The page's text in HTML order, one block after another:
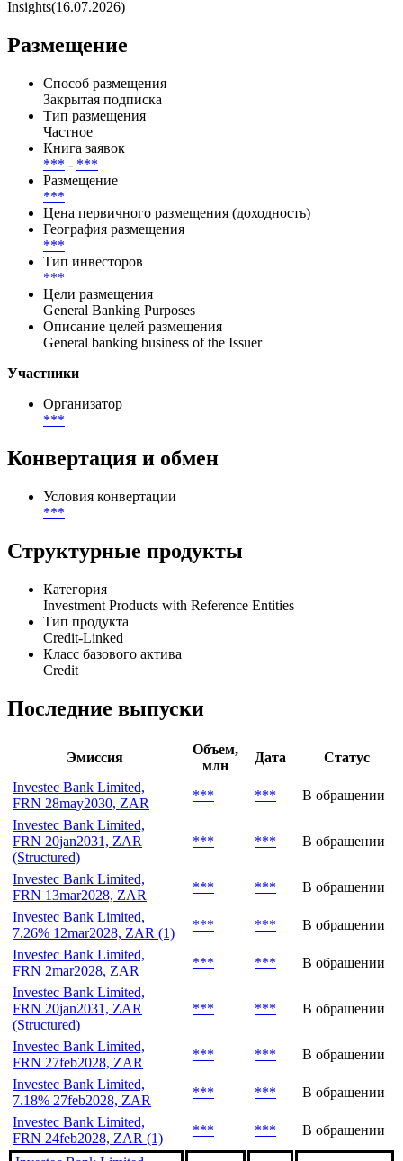
Insights(16.07.2026)
Размещение
Способ размещения
Закрытая подписка
Тип размещения
Частное
Книга заявок
*** - ***
Размещение
***
Цена первичного размещения (доходность)
География размещения
***
Тип инвесторов
***
Цели размещения
General Banking Purposes
Описание целей размещения
General banking business of the Issuer
Участники
Организатор
***
Конвертация и обмен
Условия конвертации
***
Структурные продукты
Категория
Investment Products with Reference Entities
Тип продукта
Credit-Linked
Класс базового актива
Credit
Последние выпуски
Эмиссия
Объем,
млн
Дата
Статус
Investec Bank Limited,
FRN 28may2030, ZAR
*** ***
В обращении
Investec Bank Limited,
FRN 20jan2031, ZAR
(Structured)
*** *** В обращении
Investec Bank Limited,
FRN 13mar2028, ZAR
*** ***
В обращении
Investec Bank Limited,
7.26% 12mar2028, ZAR (1)
*** ***
В обращении
Investec Bank Limited,
FRN 2mar2028, ZAR
*** ***
В обращении
Investec Bank Limited,
FRN 20jan2031, ZAR
(Structured)
*** *** В обращении
Investec Bank Limited,
FRN 27feb2028, ZAR
*** ***
В обращении
Investec Bank Limited,
7.18% 27feb2028, ZAR
*** ***
В обращении
Investec Bank Limited,
FRN 24feb2028, ZAR (1)
*** *** В обращении